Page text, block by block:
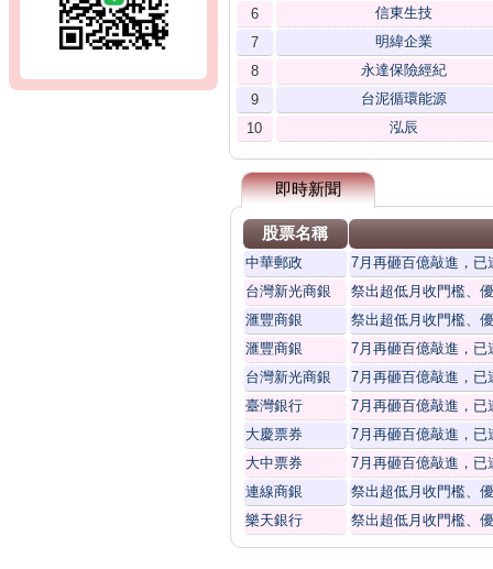
6
信東生技
7
明緯企業
8
永達保險經紀
9
台泥循環能源
10
泓辰
即時新聞
股票名稱
中華郵政
7月再砸百億敲進，
台灣新光商銀
祭出超低月收門檻、
滙豐商銀
祭出超低月收門檻、
滙豐商銀
7月再砸百億敲進，
台灣新光商銀
7月再砸百億敲進，
臺灣銀行
7月再砸百億敲進，
大慶票券
7月再砸百億敲進，
大中票券
7月再砸百億敲進，
連線商銀
祭出超低月收門檻、
樂天銀行
祭出超低月收門檻、